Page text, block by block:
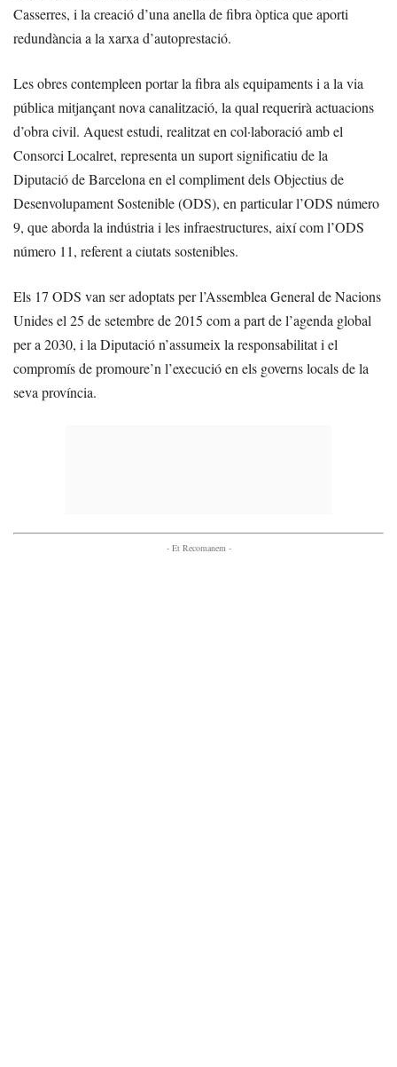
Casserres, i la creació d’una anella de fibra òptica que aporti
redundància a la xarxa d’autoprestació.
Les obres contempleen portar la fibra als equipaments i a la via
pública mitjançant nova canalització, la qual requerirà actuacions
d’obra civil. Aquest estudi, realitzat en col·laboració amb el
Consorci Localret, representa un suport significatiu de la
Diputació de Barcelona en el compliment dels Objectius de
Desenvolupament Sostenible (ODS), en particular l’ODS número
9, que aborda la indústria i les infraestructures, així com l’ODS
número 11, referent a ciutats sostenibles.
Els 17 ODS van ser adoptats per l’Assemblea General de Nacions
Unides el 25 de setembre de 2015 com a part de l’agenda global
per a 2030, i la Diputació n’assumeix la responsabilitat i el
compromís de promoure’n l’execució en els governs locals de la
seva província.
- Et Recomanem -